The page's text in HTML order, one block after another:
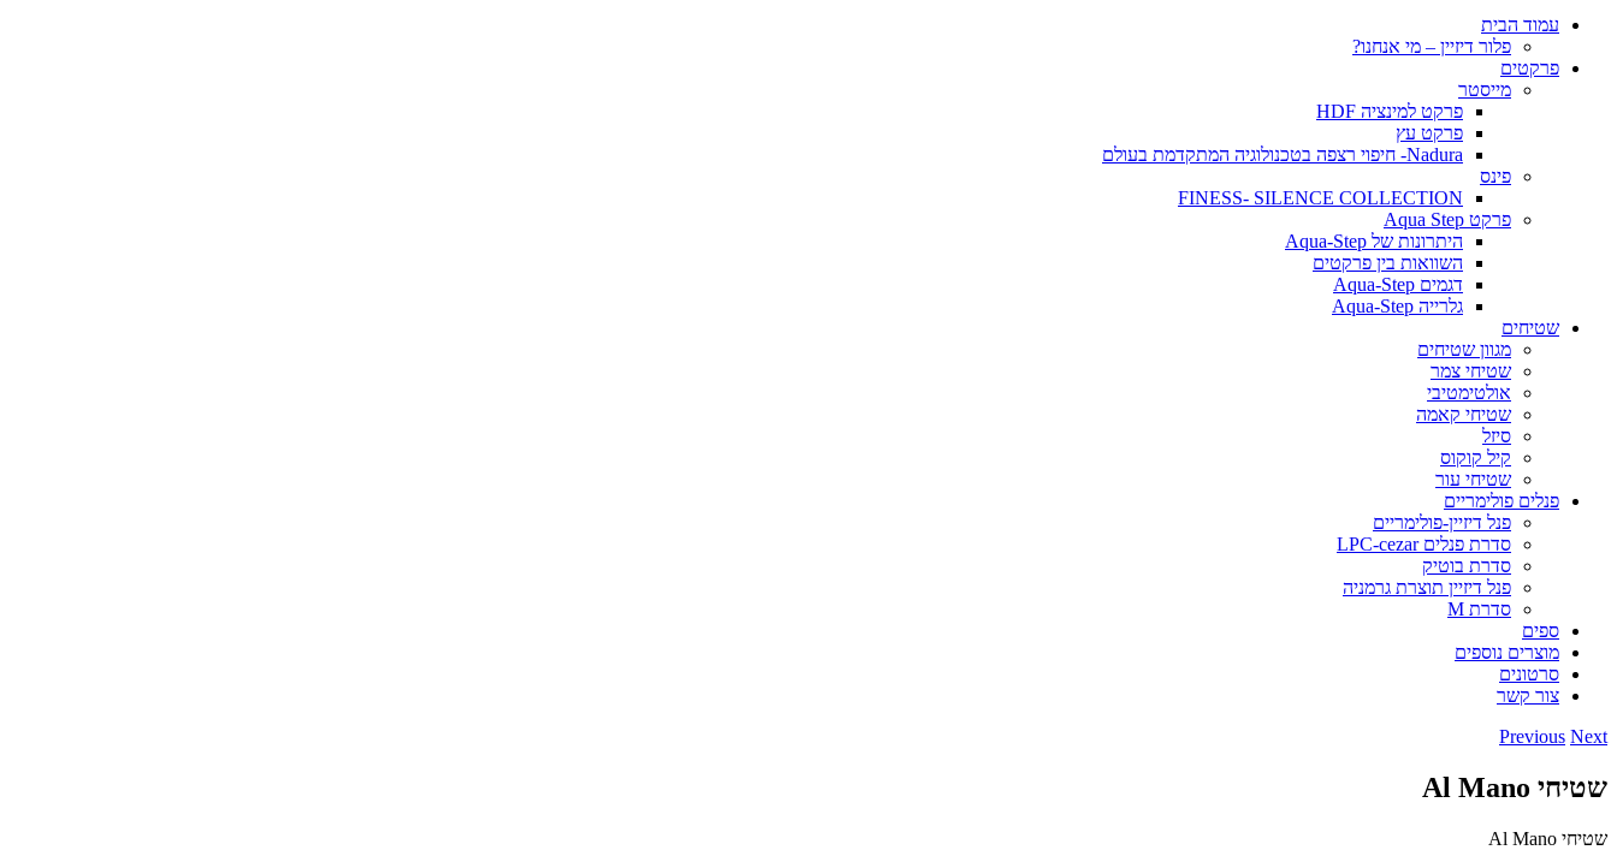
עמוד הבית
פלור דיזיין – מי אנחנו?
פרקטים
מייסטר
פרקט למינציה HDF
פרקט עץ
Nadura- חיפוי רצפה בטכנולוגיה המתקדמת בעולם
פינס
FINESS- SILENCE COLLECTION
פרקט Aqua Step
היתרונות של Aqua-Step
השוואות בין פרקטים
דגמים Aqua-Step
גלרייה Aqua-Step
שטיחים
מגוון שטיחים
שטיחי צמר
אולטימטיבי
שטיחי קאמה
סיזל
קיל קוקוס
שטיחי עור
פנלים פולימריים
פנל דיזיין-פולימריים
סדרת פנלים LPC-cezar
סדרת בוטיק
פנל דיזיין תוצרת גרמניה
סדרת M
ספים
מוצרים נוספים
סרטונים
צור קשר
Previous Next
שטיחי Al Mano
שטיחי Al Mano